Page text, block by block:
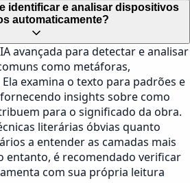
identificar e analisar dispositivos
automaticamente?
avançada para detectar e analisar
como metáforas,
examina o texto para padrões e
insights sobre como
para o significado da obra.
literárias óbvias quanto
a entender as camadas mais
entanto, é recomendado verificar
com sua própria leitura